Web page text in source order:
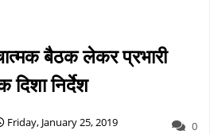
बैठक लेकर प्रभारी
निर्देश
Friday, January 25, 2019 0